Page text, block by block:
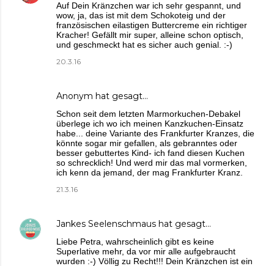
Auf Dein Kränzchen war ich sehr gespannt, und
wow, ja, das ist mit dem Schokoteig und der
französischen eilastigen Buttercreme ein richtiger
Kracher! Gefällt mir super, alleine schon optisch,
und geschmeckt hat es sicher auch genial. :-)
20.3.16
Anonym hat gesagt…
Schon seit dem letzten Marmorkuchen-Debakel
überlege ich wo ich meinen Kanzkuchen-Einsatz
habe... deine Variante des Frankfurter Kranzes, die
könnte sogar mir gefallen, als gebranntes oder
besser gebuttertes Kind- ich fand diesen Kuchen
so schrecklich! Und werd mir das mal vormerken,
ich kenn da jemand, der mag Frankfurter Kranz.
21.3.16
Jankes Seelenschmaus hat gesagt…
Liebe Petra, wahrscheinlich gibt es keine
Superlative mehr, da vor mir alle aufgebraucht
wurden :-) Völlig zu Recht!!! Dein Kränzchen ist ein